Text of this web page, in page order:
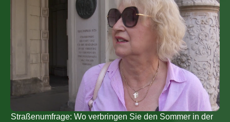
Straßenumfrage: Wo verbringen Sie den Sommer in der